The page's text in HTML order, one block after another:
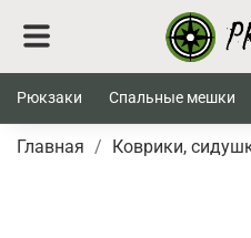
Рюкзаки Спальные мешки
Главная Коврики,